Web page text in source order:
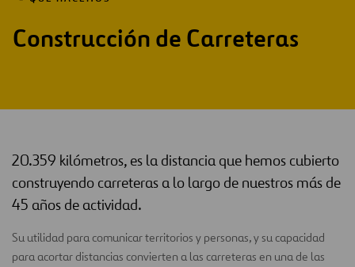
Construcción de Carreteras
20.359 kilómetros, es la distancia que hemos cubierto
construyendo carreteras a lo largo de nuestros más de
45 años de actividad.
Su utilidad para comunicar territorios y personas, y su capacidad
para acortar distancias convierten a las carreteras en una de las